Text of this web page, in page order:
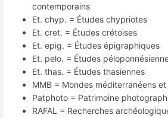
contemporains
Et. chyp. = Études chypriotes
Et. cret. = Études crétoises
Et. epig. = Études épigraphiques
Et. pelo. = Études
Et. thas. = Études thasiennes
MMB = Mondes méditerranéens
Patphoto = Patrimoine
RAFAL = Recherches